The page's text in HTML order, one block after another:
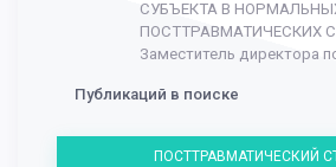
СУБЪЕКТА В
ПОСТТРАВМАТИЧЕСКИХ
Заместитель директора
Публикаций в поиске
ПОСТТРАВМАТИЧЕСКИЙ